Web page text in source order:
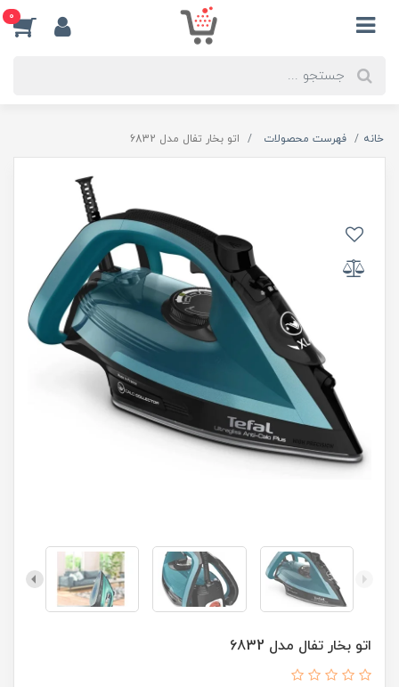
0
خانه فهرست محصولات اتو بخار تفال مدل 6832
اتو بخار تفال مدل 6832